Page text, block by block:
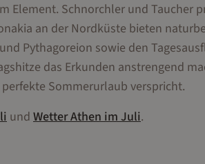
Element. Schnorchler und Taucher
an der Nordküste bieten
Pythagoreion sowie den
das Erkunden anstrengend
Sommerurlaub verspricht.
und WetterAthenimJuli.